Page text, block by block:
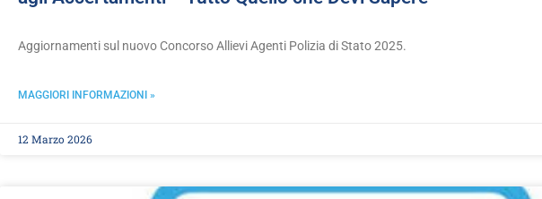
Aggiornamenti sul nuovo Concorso Allievi Agenti Polizia di Stato 2025.
MAGGIORI INFORMAZIONI »
12 Marzo 2026